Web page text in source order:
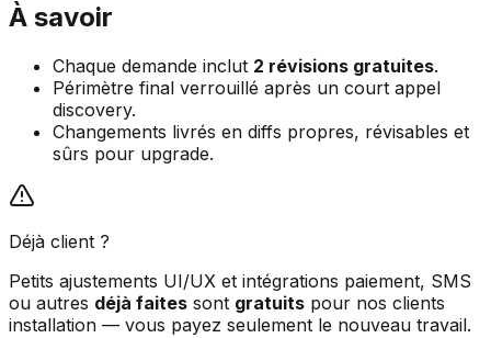
À savoir
Chaque demande inclut 2 révisions gratuites.
Périmètre final verrouillé après un court appel
discovery.
Changements livrés en diffs propres, révisables et
sûrs pour upgrade.
Déjà client ?
Petits ajustements UI/UX et intégrations paiement, SMS
ou autres déjà faites sont gratuits pour nos clients
installation — vous payez seulement le nouveau travail.